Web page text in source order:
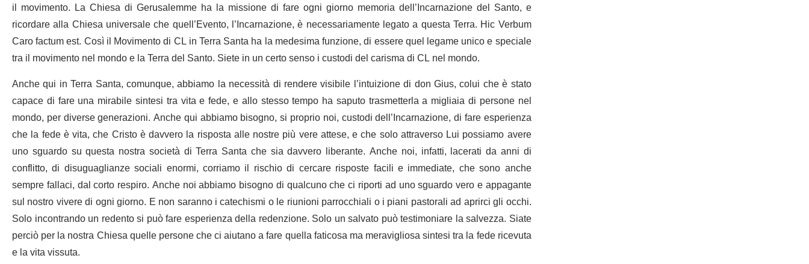
il movimento. La Chiesa di Gerusalemme ha la missione di fare ogni giorno memoria dell’Incarnazione del Santo, e
ricordare alla Chiesa universale che quell’Evento, l’Incarnazione, è necessariamente legato a questa Terra. Hic Verbum
Caro factum est. Così il Movimento di CL in Terra Santa ha la medesima funzione, di essere quel legame unico e speciale
tra il movimento nel mondo e la Terra del Santo. Siete in un certo senso i custodi del carisma di CL nel mondo.
Anche qui in Terra Santa, comunque, abbiamo la necessità di rendere visibile l’intuizione di don Gius, colui che è stato
capace di fare una mirabile sintesi tra vita e fede, e allo stesso tempo ha saputo trasmetterla a migliaia di persone nel
mondo, per diverse generazioni. Anche qui abbiamo bisogno, si proprio noi, custodi dell’Incarnazione, di fare esperienza
che la fede è vita, che Cristo è davvero la risposta alle nostre più vere attese, e che solo attraverso Lui possiamo avere
uno sguardo su questa nostra società di Terra Santa che sia davvero liberante. Anche noi, infatti, lacerati da anni di
conflitto, di disuguaglianze sociali enormi, corriamo il rischio di cercare risposte facili e immediate, che sono anche
sempre fallaci, dal corto respiro. Anche noi abbiamo bisogno di qualcuno che ci riporti ad uno sguardo vero e appagante
sul nostro vivere di ogni giorno. E non saranno i catechismi o le riunioni parrocchiali o i piani pastorali ad aprirci gli occhi.
Solo incontrando un redento si può fare esperienza della redenzione. Solo un salvato può testimoniare la salvezza. Siate
perciò per la nostra Chiesa quelle persone che ci aiutano a fare quella faticosa ma meravigliosa sintesi tra la fede ricevuta
e la vita vissuta.